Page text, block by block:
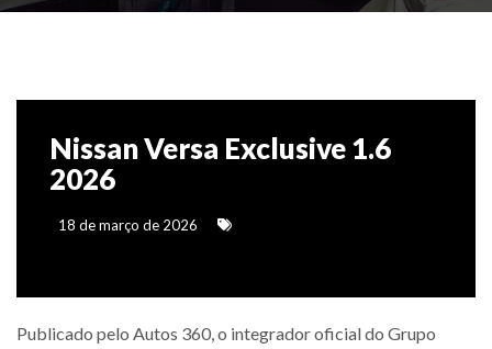
Nissan Versa Exclusive 1.6
2026
18 de março de 2026
Publicado pelo Autos 360, o integrador oficial do Grupo